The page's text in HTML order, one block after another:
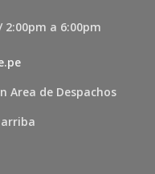
2:00pm a 6:00pm
Area de Despachos